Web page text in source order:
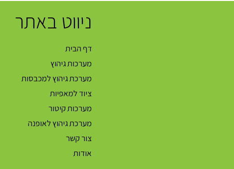
ניווט באתר
דף הבית
מערכות גיהוץ
מערכת גיהוץ למכבסות
ציוד למאפיות
מערכות קיטור
מערכת גיהוץ לאופנה
צור קשר
אודות